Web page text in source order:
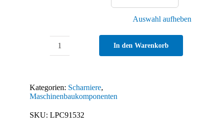
Auswahl aufheben
mit
Menge
In den Warenkorb
Kategorien: Scharniere,
Maschinenbaukomponenten
SKU: LPC91532